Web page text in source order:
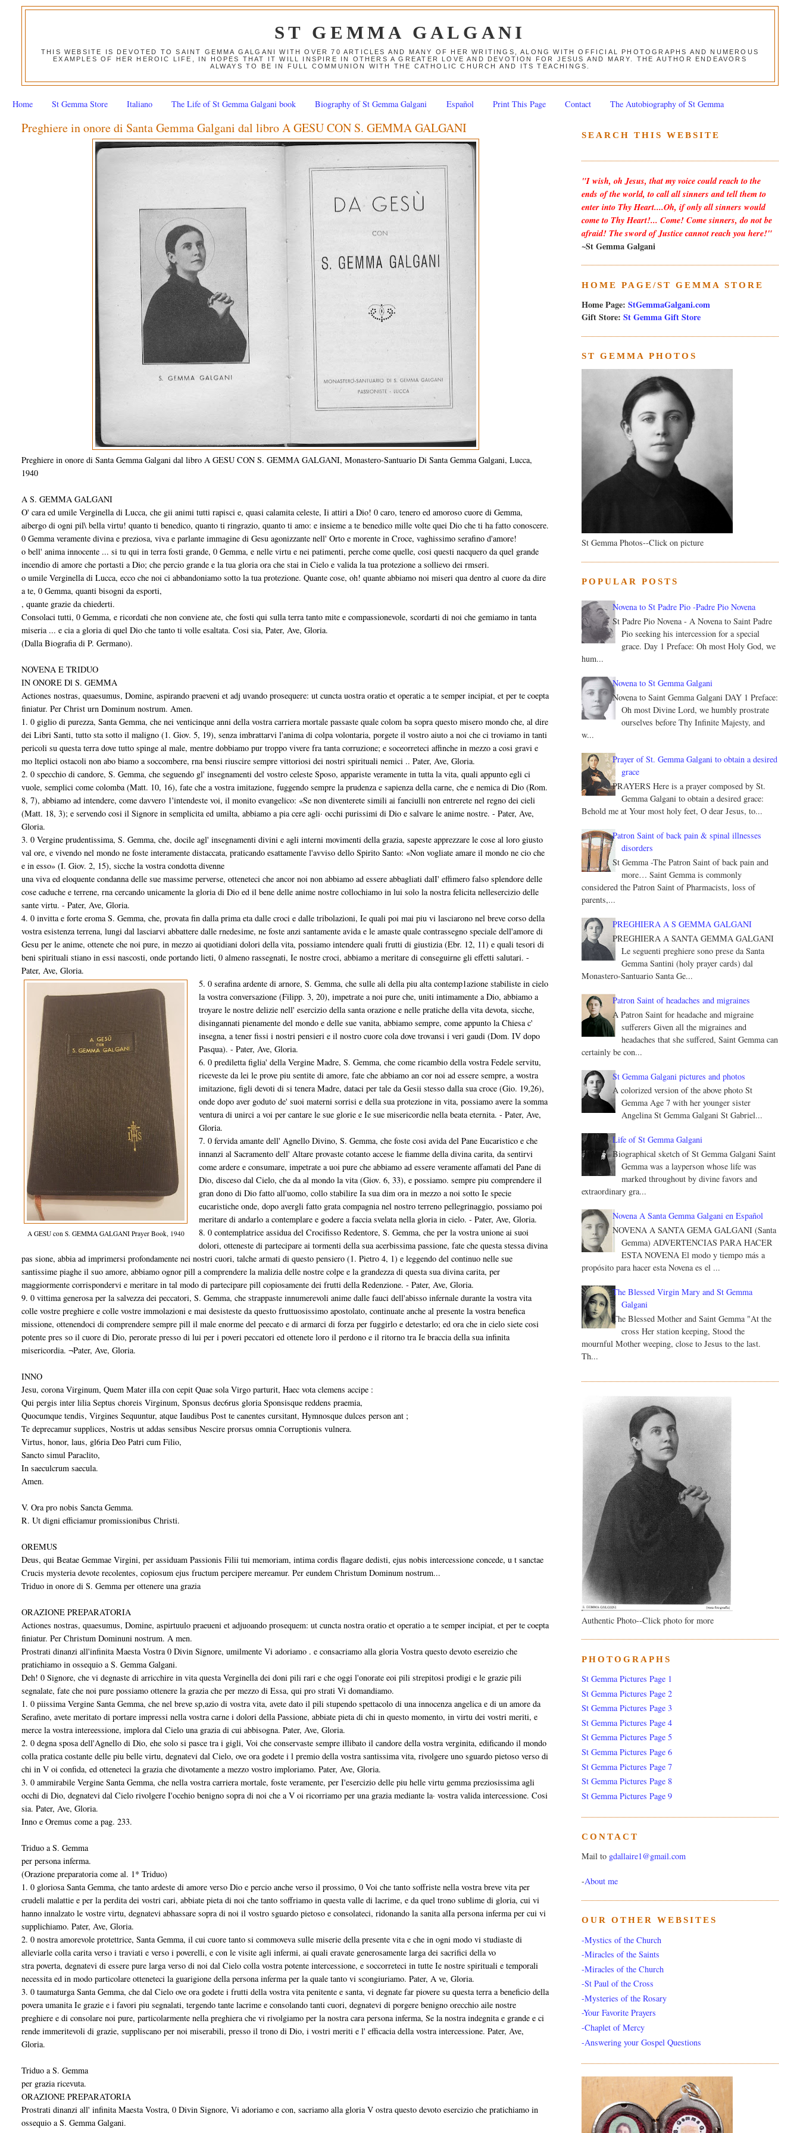
ST GEMMA GALGANI
THIS WEBSITE IS DEVOTED TO SAINT GEMMA GALGANI WITH OVER 70 ARTICLES AND MANY OF HER WRITINGS, ALONG WITH OFFICIAL PHOTOGRAPHS AND NUMEROUS
EXAMPLES OF HER HEROIC LIFE, IN HOPES THAT IT WILL INSPIRE IN OTHERS A GREATER LOVE AND DEVOTION FOR JESUS AND MARY. THE AUTHOR ENDEAVORS
ALWAYS TO BE IN FULL COMMUNION WITH THE CATHOLIC CHURCH AND ITS TEACHINGS.
Home St Gemma Store Italiano The Life of St Gemma Galgani book Biography of St Gemma Galgani Español Print This Page Contact The Autobiography of St Gemma
Preghiere in onore di Santa Gemma Galgani dal libro A GESU CON S. GEMMA GALGANI
Preghiere in onore di Santa Gemma Galgani dal libro A GESU CON S. GEMMA GALGANI, Monastero-Santuario Di Santa Gemma Galgani, Lucca,
1940
A S. GEMMA GALGANI
O' cara ed umile Verginella di Lucca, che gii animi tutti rapisci e, quasi calamita celeste, Ii attiri a Dio! 0 caro, tenero ed amoroso cuore di Gemma,
aibergo di ogni pil\ bella virtu! quanto ti benedico, quanto ti ringrazio, quanto ti amo: e insieme a te benedico mille volte quei Dio che ti ha fatto conoscere.
0 Gemma veramente divina e preziosa, viva e parlante immagine di Gesu agonizzante nell' Orto e morente in Croce, vaghissimo serafino d'amore!
o bell' anima innocente ... si tu qui in terra fosti grande, 0 Gemma, e nelle virtu e nei patimenti, perche come quelle, cosi questi nacquero da quel grande
incendio di amore che portasti a Dio; che percio grande e la tua gloria ora che stai in Cielo e valida la tua protezione a sollievo dei rmseri.
o umile Verginella di Lucca, ecco che noi ci abbandoniamo sotto la tua protezione. Quante cose, oh! quante abbiamo noi miseri qua dentro al cuore da dire
a te, 0 Gemma, quanti bisogni da esporti,
, quante grazie da chiederti.
Consolaci tutti, 0 Gemma, e ricordati che non conviene ate, che fosti qui sulla terra tanto mite e compassionevole, scordarti di noi che gemiamo in tanta
miseria ... e cia a gloria di quel Dio che tanto ti volle esaltata. Cosi sia, Pater, Ave, Gloria.
(Dalla Biografia di P. Germano).
NOVENA E TRIDUO
IN ONORE Dl S. GEMMA
Actiones nostras, quaesumus, Domine, aspirando praeveni et adj uvando prosequere: ut cuncta uostra oratio et operatic a te semper incipiat, et per te coepta
finiatur. Per Christ urn Dominum nostrum. Amen.
1. 0 giglio di purezza, Santa Gemma, che nei venticinque anni della vostra carriera mortale passaste quale colom ba sopra questo misero mondo che, al dire
dei Libri Santi, tutto sta sotto il maligno (1. Giov. 5, 19), senza imbrattarvi l'anima di colpa volontaria, porgete il vostro aiuto a noi che ci troviamo in tanti
pericoli su questa terra dove tutto spinge al male, mentre dobbiamo pur troppo vivere fra tanta corruzione; e soceorreteci affinche in mezzo a cosi gravi e
mo lteplici ostacoli non abo biamo a soccombere, rna bensi riuscire sempre vittoriosi dei nostri spirituali nemici .. Pater, Ave, Gloria.
2. 0 specchio di candore, S. Gemma, che seguendo gl' insegnamenti del vostro celeste Sposo, appariste veramente in tutta la vita, quali appunto egli ci
vuole, semplici come colomba (Matt. 10, 16), fate che a vostra imitazione, fuggendo sempre la prudenza e sapienza della carne, che e nemica di Dio (Rom.
8, 7), abbiamo ad intendere, come davvero 1'intendeste voi, il monito evangelico: «Se non diventerete simili ai fanciulli non entrerete nel regno dei cieli
(Matt. 18, 3); e servendo cosi il Signore in semplicita ed umilta, abbiamo a pia cere agli· occhi purissimi di Dio e salvare le anime nostre. - Pater, Ave,
Gloria.
3. 0 Vergine prudentissima, S. Gemma, che, docile agl' insegnamenti divini e agli interni movimenti della grazia, sapeste apprezzare le cose al loro giusto
val ore, e vivendo nel mondo ne foste interamente distaccata, praticando esattamente l'avviso dello Spirito Santo: «Non vogliate amare il mondo ne cio che
e in esso» (I. Giov. 2, 15), sicche la vostra condotta divenne
una viva ed eloquente condanna delle sue massime perverse, otteneteci che ancor noi non abbiamo ad essere abbagliati dalI' effimero falso splendore delle
cose caduche e terrene, rna cercando unicamente la gloria di Dio ed il bene delle anime nostre collochiamo in lui solo la nostra felicita nellesercizio delle
sante virtu. - Pater, Ave, Gloria.
4. 0 invitta e forte eroma S. Gemma, che, provata fin dalla prima eta dalle croci e dalle tribolazioni, Ie quali poi mai piu vi lasciarono nel breve corso della
vostra esistenza terrena, lungi dal lasciarvi abbattere dalle rnedesime, ne foste anzi santamente avida e le amaste quale contrassegno speciale dell'amore di
Gesu per le anime, ottenete che noi pure, in mezzo ai quotidiani dolori della vita, possiamo intendere quali frutti di giustizia (Ebr. 12, 11) e quali tesori di
beni spirituali stiano in essi nascosti, onde portando lieti, 0 almeno rassegnati, Ie nostre croci, abbiamo a meritare di conseguirne gli effetti salutari. -
Pater, Ave, Gloria.
A GESU con S. GEMMA GALGANI Prayer Book, 1940
5. 0 serafina ardente di arnore, S. Gemma, che sulle ali della piu alta contemp1azione stabiliste in cielo
la vostra conversazione (Filipp. 3, 20), impetrate a noi pure che, uniti intimamente a Dio, abbiamo a
troyare le nostre delizie nell' esercizio della santa orazione e nelle pratiche della vita devota, sicche,
disingannati pienamente del mondo e delle sue vanita, abbiamo sempre, come appunto la Chiesa c'
insegna, a tener fissi i nostri pensieri e il nostro cuore cola dove trovansi i veri gaudi (Dom. IV dopo
Pasqua). - Pater, Ave, Gloria.
6. 0 prediletta figlia' della Vergine Madre, S. Gemma, che come ricambio della vostra Fedele servitu,
riceveste da lei le prove piu sentite di amore, fate che abbiamo an cor noi ad essere sempre, a wostra
imitazione, figli devoti di si tenera Madre, dataci per tale da Gesii stesso dalla sua croce (Gio. 19,26),
onde dopo aver goduto de' suoi materni sorrisi e della sua protezione in vita, possiamo avere la somma
ventura di unirci a voi per cantare le sue glorie e Ie sue misericordie nella beata eternita. - Pater, Ave,
Gloria.
7. 0 fervida amante dell' Agnello Divino, S. Gemma, che foste cosi avida del Pane Eucaristico e che
innanzi al Sacramento dell' Altare provaste cotanto accese le fiamme della divina carita, da sentirvi
come ardere e consumare, impetrate a uoi pure che abbiamo ad essere veramente affamati del Pane di
Dio, disceso dal Cielo, che da al mondo la vita (Giov. 6, 33), e possiamo. sempre piu comprendere il
gran dono di Dio fatto all'uomo, collo stabilire Ia sua dim ora in mezzo a noi sotto Ie specie
eucaristiche onde, dopo avergli fatto grata compagnia nel nostro terreno pellegrinaggio, possiamo poi
meritare di andarlo a contemplare e godere a faccia svelata nella gloria in cielo. - Pater, Ave, Gloria.
8. 0 contemplatrice assidua del Crocifisso Redentore, S. Gemma, che per la vostra unione ai suoi
dolori, otteneste di partecipare ai tormenti della sua acerbissima passione, fate che questa stessa divina
pas sione, abbia ad imprimersi profondamente nei nostri cuori, talche armati di questo pensiero (1. Pietro 4, 1) e leggendo del continuo nelle sue
santissime piaghe il suo amore, abbiamo ognor pill a comprendere la malizia delle nostre colpe e la grandezza di questa sua divina carita, per
maggiormente corrispondervi e meritare in tal modo di partecipare pill copiosamente dei frutti della Redenzione. - Pater, Ave, Gloria.
9. 0 vittima generosa per la salvezza dei peccatori, S. Gemma, che strappaste innumerevoli anime dalle fauci dell'abisso infernale durante la vostra vita
colle vostre preghiere e colle vostre immolazioni e mai desisteste da questo fruttuosissimo apostolato, continuate anche al presente la vostra benefica
missione, ottenendoci di comprendere sempre pill il male enorme del peecato e di armarci di forza per fuggirlo e detestarlo; ed ora che in cielo siete cosi
potente pres so il cuore di Dio, perorate presso di lui per i poveri peccatori ed ottenete loro il perdono e il ritorno tra Ie braccia della sua infinita
misericordia. ¬Pater, Ave, Gloria.
INNO
Jesu, corona Virginum, Quem Mater ilIa con cepit Quae sola Virgo parturit, Haec vota clemens accipe :
Qui pergis inter lilia Septus choreis Virginum, Sponsus dec6rus gloria Sponsisque reddens praemia,
Quocumque tendis, Virgines Sequuntur, atque Iaudibus Post te canentes cursitant, Hymnosque dulces person ant ;
Te deprecamur supplices, Nostris ut addas sensibus Nescire prorsus omnia Corruptionis vulnera.
Virtus, honor, laus, gl6ria Deo Patri cum Filio,
Sancto simul Paraclito,
In saeculcrum saecula.
Amen.
V. Ora pro nobis Sancta Gemma.
R. Ut digni efficiamur promissionibus Christi.
OREMUS
Deus, qui Beatae Gemmae Virgini, per assiduam Passionis Filii tui memoriam, intima cordis flagare dedisti, ejus nobis intercessione concede, u t sanctae
Crucis mysteria devote recolentes, copiosum ejus fructum percipere mereamur. Per eundem Christum Dominum nostrum...
Triduo in onore di S. Gemma per ottenere una grazia
ORAZIONE PREPARATORIA
Actiones nostras, quaesumus, Domine, aspirtuulo praeueni et adjuoando prosequem: ut cuncta nostra oratio et operatio a te semper incipiat, et per te coepta
finiatur. Per Christum Dominuni nostrum. A men.
Prostrati dinanzi all'infinita Maesta Vostra 0 Divin Signore, umilmente Vi adoriamo . e consacriamo alla gloria Vostra questo devoto esereizio che
pratichiamo in ossequio a S. Gemma Galgani.
Deh! 0 Signore, che vi degnaste di arricchire in vita questa Verginella dei doni pili rari e che oggi l'onorate eoi pili strepitosi prodigi e le grazie pili
segnalate, fate che noi pure possiamo ottenere la grazia che per mezzo di Essa, qui pro strati Vi domandiamo.
1. 0 piissima Vergine Santa Gemma, che nel breve sp,azio di vostra vita, avete dato il pili stupendo spettacolo di una innocenza angelica e di un amore da
Serafino, avete meritato di portare impressi nella vostra carne i dolori della Passione, abbiate pieta di chi in questo momento, in virtu dei vostri meriti, e
merce la vostra intereessione, implora dal Cielo una grazia di cui abbisogna. Pater, Ave, Gloria.
2. 0 degna sposa dell'Agnello di Dio, ehe solo si pasce tra i gigli, Voi che conservaste sempre illibato il candore della vostra verginita, edificando il mondo
colla pratica costante delle piu belle virtu, degnatevi dal Cielo, ove ora godete i l premio della vostra santissima vita, rivolgere uno sguardo pietoso verso di
chi in V oi confida, ed otteneteci la grazia che divotamente a mezzo vostro imploriamo. Pater, Ave, Gloria.
3. 0 ammirabile Vergine Santa Gemma, che nella vostra carriera mortale, foste veramente, per I'esercizio delle piu helle virtu gemma preziosissima agli
occhi di Dio, degnatevi dal Cielo rivolgere I'ocehio benigno sopra di noi che a V oi ricorriamo per una grazia mediante la· vostra valida intercessione. Cosi
sia. Pater, Ave, Gloria.
Inno e Oremus come a pag. 233.
Triduo a S. Gemma
per persona inferma.
(Orazione preparatoria come al. 1* Triduo)
1. 0 gloriosa Santa Gemma, che tanto ardeste di amore verso Dio e percio anche verso il prossimo, 0 Voi che tanto soffriste nella vostra breve vita per
crudeli malattie e per la perdita dei vostri cari, abbiate pieta di noi che tanto soffriamo in questa valle di lacrime, e da quel trono sublime di gloria, cui vi
hanno innalzato le vostre virtu, degnatevi abhassare sopra di noi il vostro sguardo pietoso e consolateci, ridonando la sanita alIa persona inferma per cui vi
supplichiamo. Pater, Ave, Gloria.
2. 0 nostra amorevole protettrice, Santa Gemma, il cui cuore tanto si commoveva sulle miserie della presente vita e che in ogni modo vi studiaste di
alleviarle colla carita verso i traviati e verso i poverelli, e con le visite agli infermi, ai quali eravate generosamente larga dei sacrifici della vo
stra poverta, degnatevi di essere pure larga verso di noi dal Cielo colla vostra potente intercessione, e soccorreteci in tutte Ie nostre spirituali e temporali
necessita ed in modo particolare otteneteci la guarigione della persona inferma per la quale tanto vi scongiuriamo. Pater, A ve, Gloria.
3. 0 taumaturga Santa Gemma, che dal Cielo ove ora godete i frutti della vostra vita penitente e santa, vi degnate far piovere su questa terra a beneficio della
povera umanita Ie grazie e i favori piu segnalati, tergendo tante lacrime e consolando tanti cuori, degnatevi di porgere benigno orecchio aile nostre
preghiere e di consolare noi pure, particolarmente nella preghiera che vi rivolgiamo per la nostra cara persona inferma, Se la nostra indegnita e grande e ci
rende immeritevoli di grazie, suppliscano per noi miserabili, presso il trono di Dio, i vostri meriti e l' efficacia della vostra intercessione. Pater, Ave,
Gloria.
Triduo a S. Gemma
per grazia ricevuta.
ORAZIONE PREPARATORIA
Prostrati dinanzi all' infinita Maesta Vostra, 0 Divin Signore, Vi adoriamo e con, sacriamo alla gloria V ostra questo devoto esercizio che pratichiamo in
ossequio a S. Gemma Galgani.
SEARCH THIS WEBSITE
"I wish, oh Jesus, that my voice could reach to the
ends of the world, to call all sinners and tell them to
enter into Thy Heart....Oh, if only all sinners would
come to Thy Heart!... Come! Come sinners, do not be
afraid! The sword of Justice cannot reach you here!"
~St Gemma Galgani
HOME PAGE/ST GEMMA STORE
Home Page: StGemmaGalgani.com
Gift Store: St Gemma Gift Store
ST GEMMA PHOTOS
St Gemma Photos--Click on picture
POPULAR POSTS
Novena to St Padre Pio -Padre Pio Novena
St Padre Pio Novena - A Novena to Saint Padre
Pio seeking his intercession for a special
grace. Day 1 Preface: Oh most Holy God, we
hum...
Novena to St Gemma Galgani
Novena to Saint Gemma Galgani DAY 1 Preface:
Oh most Divine Lord, we humbly prostrate
ourselves before Thy Infinite Majesty, and
w...
Prayer of St. Gemma Galgani to obtain a desired
grace
PRAYERS Here is a prayer composed by St.
Gemma Galgani to obtain a desired grace:
Behold me at Your most holy feet, O dear Jesus, to...
Patron Saint of back pain & spinal illnesses
disorders
St Gemma -The Patron Saint of back pain and
more… Saint Gemma is commonly
considered the Patron Saint of Pharmacists, loss of
parents,...
PREGHIERA A S GEMMA GALGANI
PREGHIERA A SANTA GEMMA GALGANI
Le seguenti preghiere sono prese da Santa
Gemma Santini (holy prayer cards) dal
Monastero-Santuario Santa Ge...
Patron Saint of headaches and migraines
A Patron Saint for headache and migraine
sufferers Given all the migraines and
headaches that she suffered, Saint Gemma can
certainly be con...
St Gemma Galgani pictures and photos
A colorized version of the above photo St
Gemma Age 7 with her younger sister
Angelina St Gemma Galgani St Gabriel...
Life of St Gemma Galgani
Biographical sketch of St Gemma Galgani Saint
Gemma was a layperson whose life was
marked throughout by divine favors and
extraordinary gra...
Novena A Santa Gemma Galgani en Español
NOVENA A SANTA GEMA GALGANI (Santa
Gemma) ADVERTENCIAS PARA HACER
ESTA NOVENA El modo y tiempo más a
propósito para hacer esta Novena es el ...
The Blessed Virgin Mary and St Gemma
Galgani
The Blessed Mother and Saint Gemma "At the
cross Her station keeping, Stood the
mournful Mother weeping, close to Jesus to the last.
Th...
Authentic Photo--Click photo for more
PHOTOGRAPHS
St Gemma Pictures Page 1
St Gemma Pictures Page 2
St Gemma Pictures Page 3
St Gemma Pictures Page 4
St Gemma Pictures Page 5
St Gemma Pictures Page 6
St Gemma Pictures Page 7
St Gemma Pictures Page 8
St Gemma Pictures Page 9
CONTACT
Mail to gdallaire1@gmail.com
-About me
OUR OTHER WEBSITES
-Mystics of the Church
-Miracles of the Saints
-Miracles of the Church
-St Paul of the Cross
-Mysteries of the Rosary
-Your Favorite Prayers
-Chaplet of Mercy
-Answering your Gospel Questions